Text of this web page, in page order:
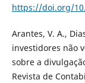
https://doi.org/
Arantes, V. A.,
investidores não
sobre a
Revista de